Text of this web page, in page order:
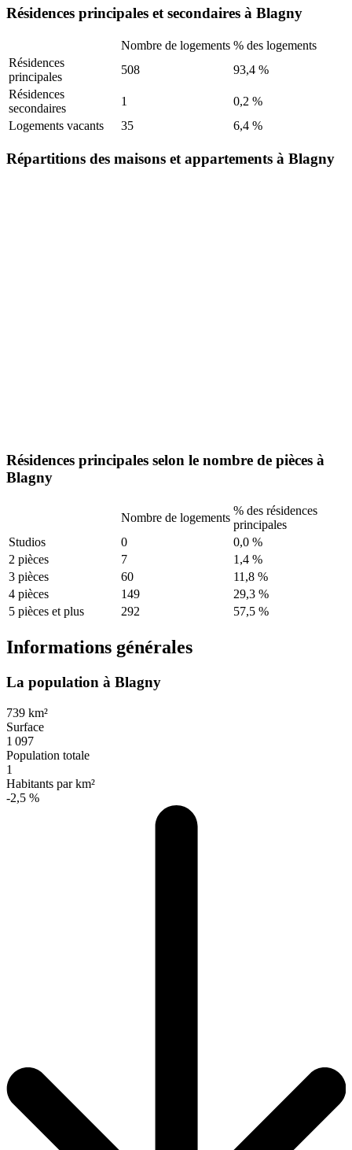
Résidences principales et secondaires à Blagny
Nombre de logements % des logements
Résidences
principales
508
93,4 %
Résidences
secondaires
1
0,2 %
Logements vacants
35 6,4 %
Répartitions des maisons et appartements à Blagny
Résidences principales selon le nombre de pièces à
Blagny
Nombre de logements
% des résidences
principales
Studios
0
0,0 %
2 pièces
7
1,4 %
3 pièces
60
11,8 %
4 pièces
149
29,3 %
5 pièces et plus
292 57,5 %
Informations générales
La population à Blagny
739 km²
Surface
1 097
Population totale
1
Habitants par km²
-2,5 %